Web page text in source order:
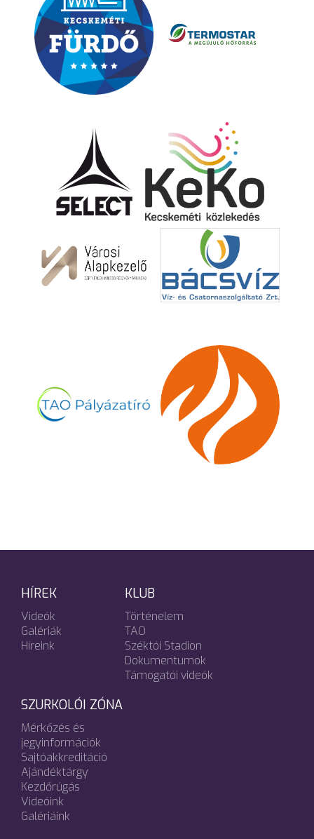
HÍREK
Videók
Galériák
Híreink
KLUB
Történelem
TAO
Széktói Stadion
Dokumentumok
Támogatói videók
SZURKOLÓI ZÓNA
Mérkőzés és
jegyinformációk
Sajtóakkreditáció
Ajándéktárgy
Kezdőrúgás
Videóink
Galériáink